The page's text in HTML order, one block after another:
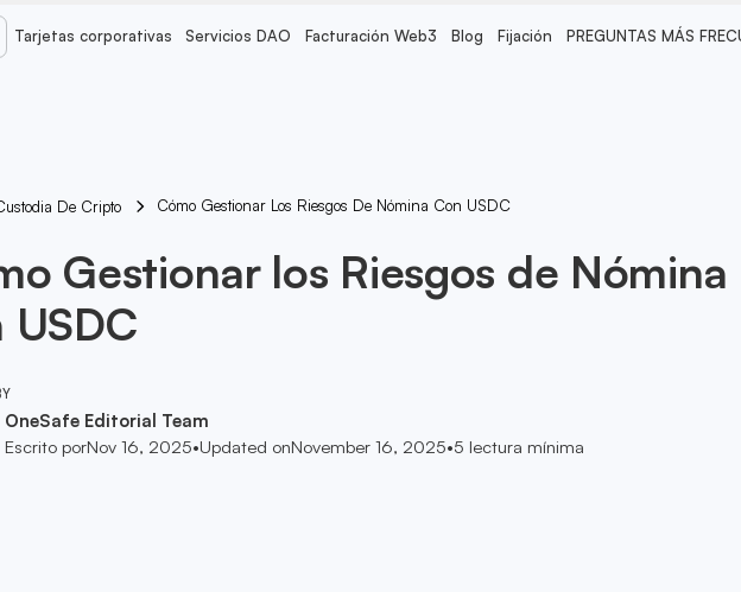
Tarjetas corporativas Servicios DAO Facturación Web3 Blog Fijación PREGUNTAS MÁS
De Cripto Cómo Gestionar Los Riesgos De Nómina Con USDC
Gestionar los Riesgos de Nómina
USDC
OneSafe Editorial Team
Escrito porNov 16, 2025•Updated onNovember 16, 2025•5 lectura mínima